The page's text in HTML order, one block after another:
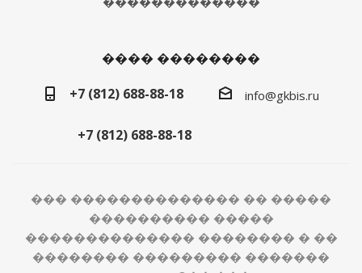
���� ��������
+7 (812) 688-88-18
+7 (812) 688-88-18
info@gkbis.ru
��� �������������� �� �����
���������� �����
�������������� �������� � ��
�������� ��������� �������